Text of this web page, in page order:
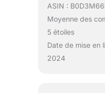
ASIN :
Moyenne des
5 étoiles
Date de mise en
2024